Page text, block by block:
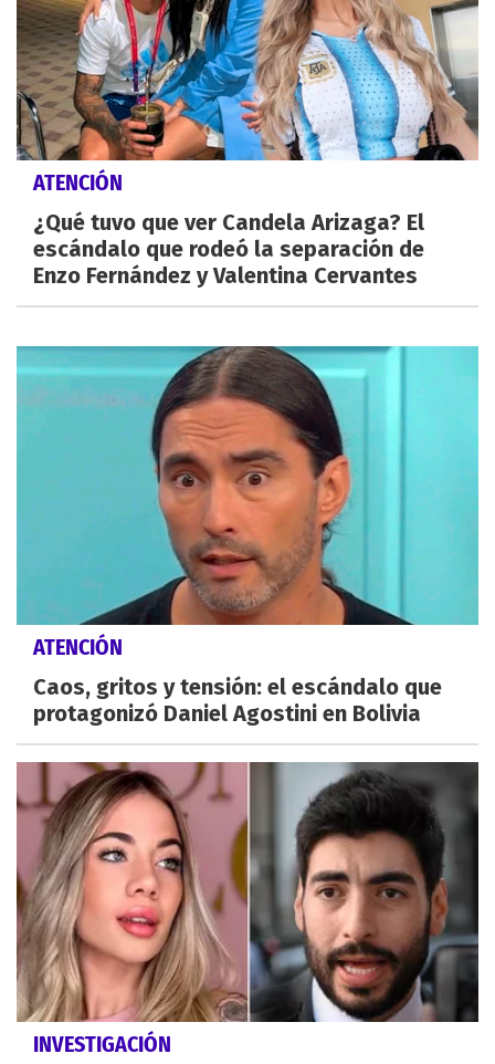
ATENCIÓN
¿Qué tuvo que ver Candela Arizaga? El
escándalo que rodeó la separación de
Enzo Fernández y Valentina Cervantes
ATENCIÓN
Caos, gritos y tensión: el escándalo que
protagonizó Daniel Agostini en Bolivia
INVESTIGACIÓN